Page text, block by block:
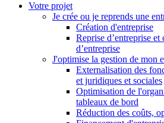
Votre projet
Je crée ou je reprends une
Création d'entreprise
Reprise d’entreprise
d’entreprise
J'optimise la gestion de mon
Externalisation des
et juridiques et sociales
Optimisation de
tableaux de bord
Réduction des coûts,